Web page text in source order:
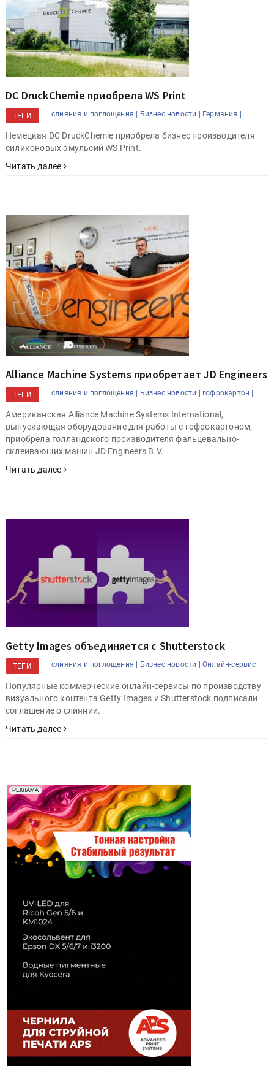
DC DruckChemie приобрела WS Print
ТЕГИ cлияния и поглощения | Бизнес новости | Германия |
Немецкая DC DruckChemie приобрела бизнес производителя
силиконовых эмульсий WS Print.
Читать далее
Alliance Machine Systems приобретает JD Engineers
ТЕГИ cлияния и поглощения | Бизнес новости | гофрокартон |
Американская Alliance Machine Systems International,
выпускающая оборудование для работы с гофрокартоном,
приобрела голландского производителя фальцевально-
склеивающих машин JD Engineers B.V.
Читать далее
Getty Images объединяется с Shutterstock
ТЕГИ cлияния и поглощения | Бизнес новости | Онлайн-сервис |
Популярные коммерческие онлайн-сервисы по производству
визуального контента Getty Images и Shutterstock подписали
соглашение о слиянии.
Читать далее
РЕКЛАМА
Реклама. Рекламодатель ООО "Передовые Системы
Печати" erid: 2SDnjd2d4Qz